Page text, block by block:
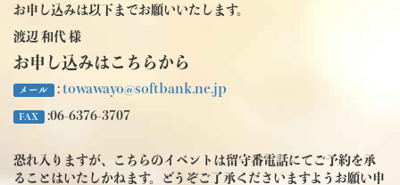
お申し込みは以下までお願いいたします。
渡辺 和代 様
お申し込みはこちらから
メール : towawayo@softbank.ne.jp
FAX :06-6376-3707
恐れ入りますが、こちらのイベントは留守番電話にてご予約を承
ることはいたしかねます。どうぞご了承くださいますようお願い申